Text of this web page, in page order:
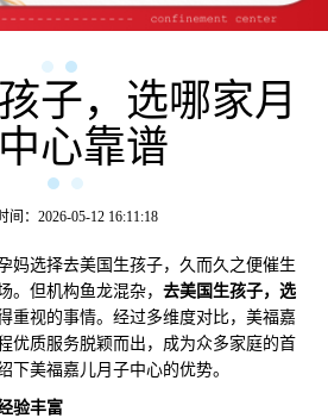
子，选哪家月
心靠谱
间：2026-05-12 16:11:18
选择去美国生孩子，久而久之便催生
。但机构鱼龙混杂， 去美国生孩子，选
重视的事情。经过多维度对比，美福嘉
优质服务脱颖而出，成为众多家庭的首
下美福嘉儿月子中心的优势。
验丰富